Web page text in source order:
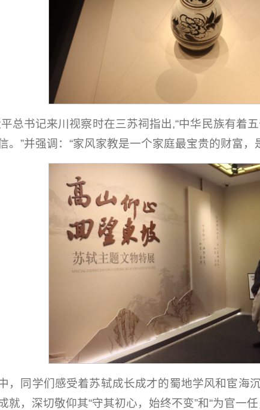
总书记来川视察时在三苏祠指出,“中华民族有着
。”并强调：“家风家教是一个家庭最宝贵的财富，
，同学们感受着苏轼成长成才的蜀地学风和宦海
就，深切敬仰其“守其初心，始终不变”和“为官一